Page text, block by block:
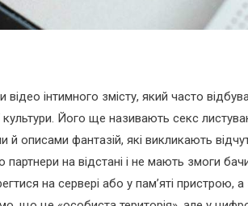
інтимного змісту, який часто
Його ще називають секс
фантазій, які викликають
на відстані і не мають змоги
на сервері або у пам’яті пристрою,